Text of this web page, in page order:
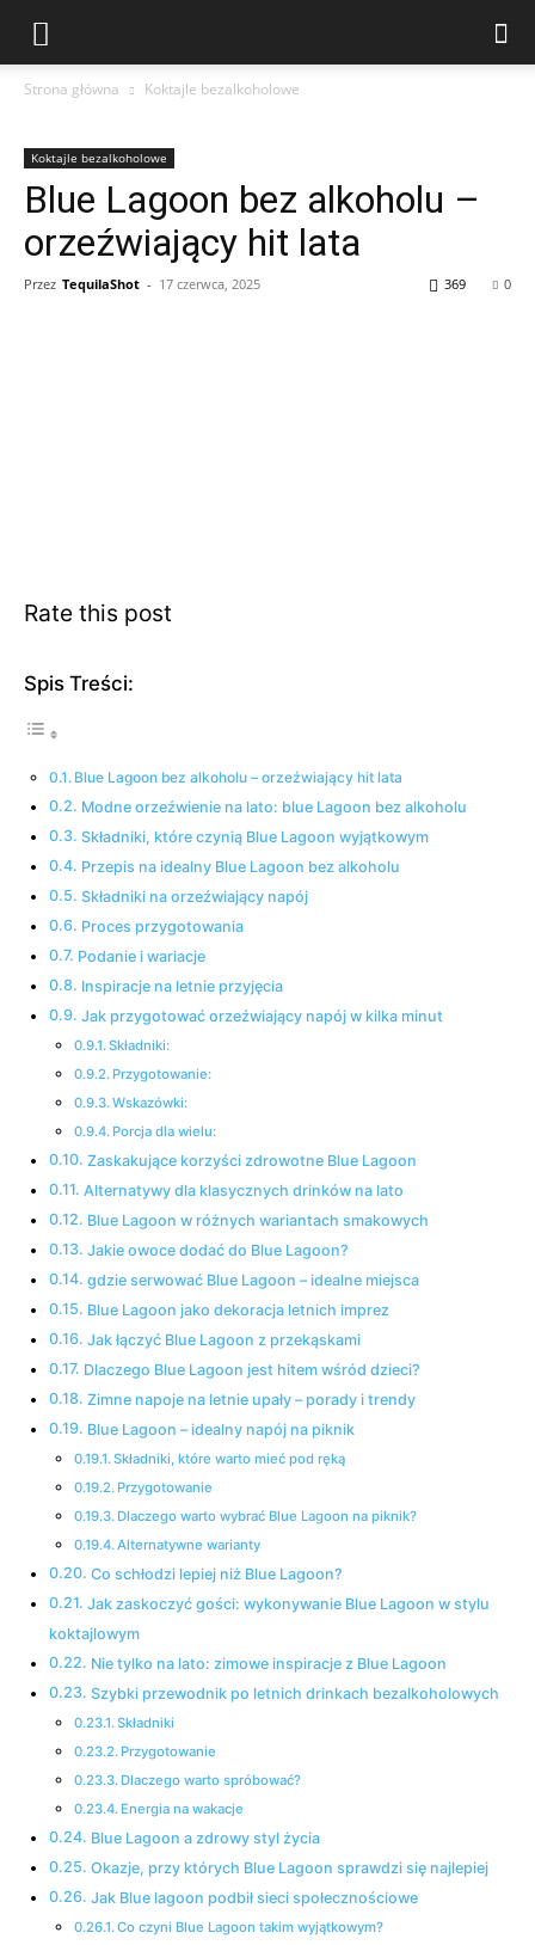
Strona główna Koktajle bezalkoholowe
Koktajle bezalkoholowe
Blue Lagoon bez alkoholu –
orzeźwiający hit lata
Przez TequilaShot - 17 czerwca, 2025 0
369
Rate this post
Spis Treści:
Blue Lagoon bez alkoholu – orzeźwiający hit lata
Modne orzeźwienie na lato: blue Lagoon bez alkoholu
Składniki, które czynią Blue Lagoon wyjątkowym
Przepis na idealny Blue Lagoon bez alkoholu
Składniki na orzeźwiający napój
Proces przygotowania
Podanie i wariacje
Inspiracje na letnie przyjęcia
Jak przygotować orzeźwiający napój w kilka minut
Składniki:
Przygotowanie:
Wskazówki:
Porcja dla wielu:
Zaskakujące korzyści zdrowotne Blue Lagoon
Alternatywy dla klasycznych drinków na lato
Blue Lagoon w różnych wariantach smakowych
Jakie owoce dodać do Blue Lagoon?
gdzie serwować Blue Lagoon – idealne miejsca
Blue Lagoon jako dekoracja letnich imprez
Jak łączyć Blue Lagoon z przekąskami
Dlaczego Blue Lagoon jest hitem wśród dzieci?
Zimne napoje na letnie upały – porady i trendy
Blue Lagoon – idealny napój na piknik
Składniki, które warto mieć pod ręką
Przygotowanie
Dlaczego warto wybrać Blue Lagoon na piknik?
Alternatywne warianty
Co schłodzi lepiej niż Blue Lagoon?
Jak zaskoczyć gości: wykonywanie Blue Lagoon w stylu
koktajlowym
Nie tylko na lato: zimowe inspiracje z Blue Lagoon
Szybki przewodnik po letnich drinkach bezalkoholowych
Składniki
Przygotowanie
Dlaczego warto spróbować?
Energia na wakacje
Blue Lagoon a zdrowy styl życia
Okazje, przy których Blue Lagoon sprawdzi się najlepiej
Jak Blue lagoon podbił sieci społecznościowe
Co czyni Blue Lagoon takim wyjątkowym?